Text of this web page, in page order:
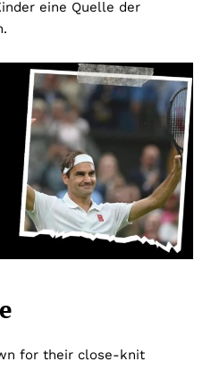
eine Quelle der
for their close-knit